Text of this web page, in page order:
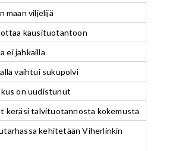
maan viljelijä
kausituotantoon
ei jahkailla
vaihtui sukupolvi
on uudistunut
keräsi talvituotannosta kokemusta
kehitetään Viherlinkin